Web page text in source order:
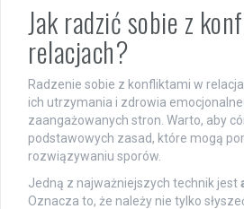
Jak radzić sobie z
relacjach?
Radzenie sobie z konfliktami w
ich utrzymania i zdrowia
zaangażowanych stron. Warto, aby
podstawowych zasad, które mogą
rozwiązywaniu sporów.
Jedną z najważniejszych technik jest
Oznacza to, że należy nie tylko